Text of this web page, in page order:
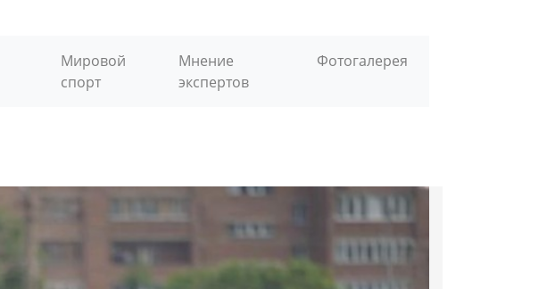
Мировой
спорт
Мнение
экспертов
Фотогалерея